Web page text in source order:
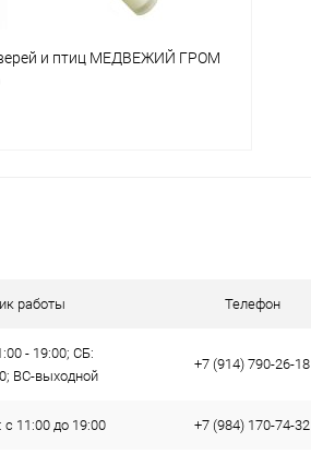
и птиц МЕДВЕЖИЙ ГРОМ
работы Телефон
- 19:00; СБ:
ВС-выходной
+7 (914) 790-26-18
11:00 до 19:00 +7 (984) 170-74-32